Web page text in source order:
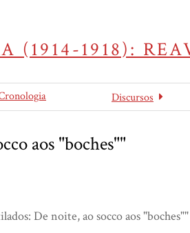
(1914-1918):
Discursos
aos "boches""
De noite, ao socco aos "boches""